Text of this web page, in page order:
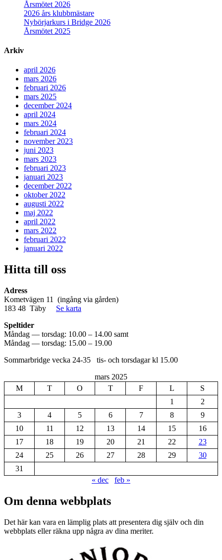
Årsmötet 2026
2026 års klubbmästare
Nybörjarkurs i Bridge 2026
Årsmötet 2025
Arkiv
april 2026
mars 2026
februari 2026
mars 2025
december 2024
april 2024
mars 2024
februari 2024
november 2023
juni 2023
mars 2023
februari 2023
januari 2023
december 2022
oktober 2022
augusti 2022
maj 2022
april 2022
mars 2022
februari 2022
januari 2022
Hitta till oss
Adress
Kometvägen 11 (ingång via gården)
183 48 Täby Se karta
Speltider
Måndag — torsdag: 10.00 – 14.00 samt
Måndag — torsdag: 15.00 – 19.00
Sommarbridge vecka 24-35 tis- och torsdagar kl 15.00
mars 2025
M
T O T F L
S
1
2
3
4 5 6 7 8
9
10
11 12 13 14 15
16
17
18 19 20 21 22
23
24
25 26 27 28 29
30
31
« dec
feb »
Om denna webbplats
Det här kan vara en lämplig plats att presentera dig själv och din
webbplats eller räkna upp några av dina meriter.